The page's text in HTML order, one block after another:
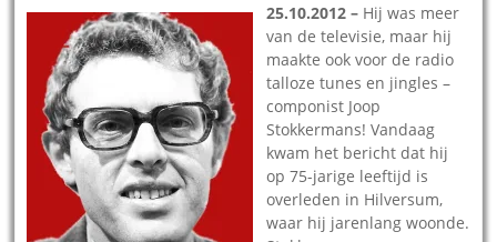
25.10.2012 – Hij was meer
van de televisie, maar hij
maakte ook voor de radio
talloze tunes en jingles –
componist Joop
Stokkermans! Vandaag
kwam het bericht dat hij
op 75-jarige leeftijd is
overleden in Hilversum,
waar hij jarenlang woonde.